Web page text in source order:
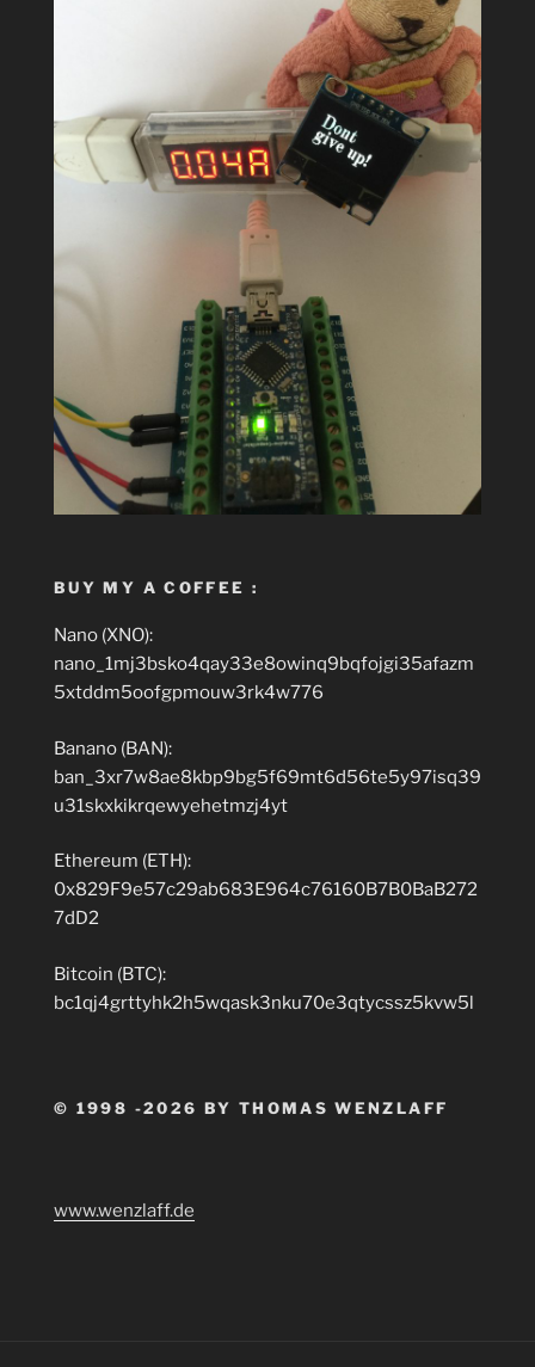
BUY MY A COFFEE :
Nano (XNO):
nano_1mj3bsko4qay33e8owinq9bqfojgi35afazm
5xtddm5oofgpmouw3rk4w776
Banano (BAN):
ban_3xr7w8ae8kbp9bg5f69mt6d56te5y97isq39
u31skxkikrqewyehetmzj4yt
Ethereum (ETH):
0x829F9e57c29ab683E964c76160B7B0BaB272
7dD2
Bitcoin (BTC):
bc1qj4grttyhk2h5wqask3nku70e3qtycssz5kvw5l
© 1998 -2026 BY THOMAS WENZLAFF
www.wenzlaff.de